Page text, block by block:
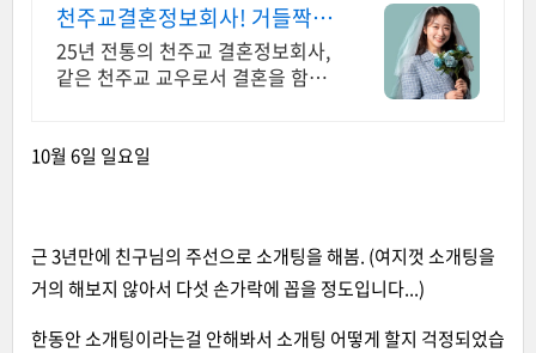
천주교결혼정보회사! 거들짝
이상형 프로필 무료 받아보기
25년 전통의 천주교 결혼정보회사,
같은 천주교 교우로서 결혼을 함께
10월 6일 일요일
근 3년만에 친구님의 주선으로 소개팅을 해봄. (여지껏 소개팅을
거의 해보지 않아서 다섯 손가락에 꼽을 정도입니다...)
한동안 소개팅이라는걸 안해봐서 소개팅 어떻게 할지 걱정되었습